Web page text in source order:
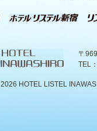
〒
TEL
2026 HOTEL LISTEL